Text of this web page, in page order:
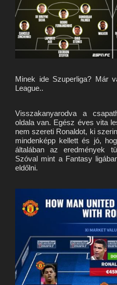
Minek ide Szuperliga? Már
League..
Visszakanyarodva a
oldala van. Egész éves vita
nem szereti Ronaldot, ki
mindenképp kellett és jó,
általában az eredmények
Szóval mint a Fantasy
eldőlni.